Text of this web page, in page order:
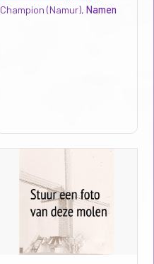
Champion (Namur),Namen